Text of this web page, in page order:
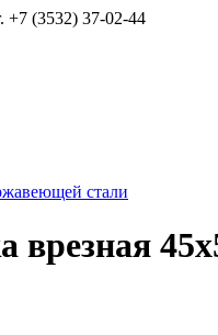
+7 (3532) 37-02-44
стали